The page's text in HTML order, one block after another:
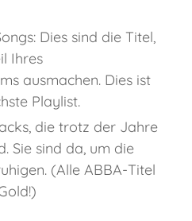
Dies sind die Titel,
Ihres
ausmachen. Dies ist
Playlist.
die trotz der Jahre
Sie sind da, um die
(Alle ABBA-Titel